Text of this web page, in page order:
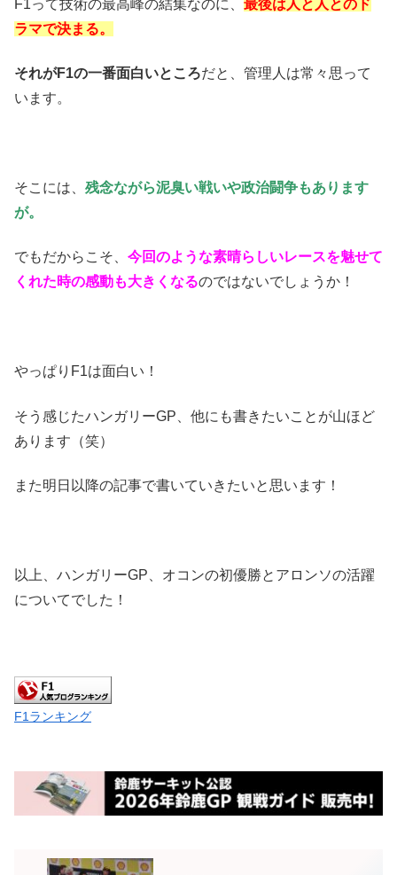
F1って技術の最高峰の結集なのに、 最後は人と人とのド
ラマで決まる。
それがF1の一番面白いところだと、管理人は常々思って
います。
そこには、 残念ながら泥臭い戦いや政治闘争もあります
が。
でもだからこそ、 今回のような素晴らしいレースを魅せて
くれた時の感動も大きくなるのではないでしょうか！
やっぱりF1は面白い！
そう感じたハンガリーGP、他にも書きたいことが山ほど
あります（笑）
また明日以降の記事で書いていきたいと思います！
以上、ハンガリーGP、オコンの初優勝とアロンソの活躍
についてでした！
F1ランキング